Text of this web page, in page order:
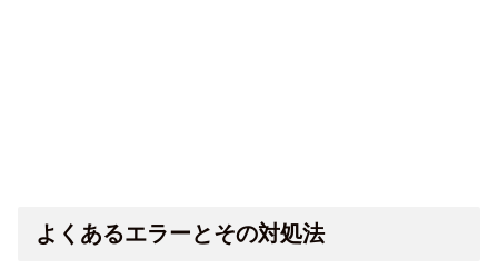
よくあるエラーとその対処法